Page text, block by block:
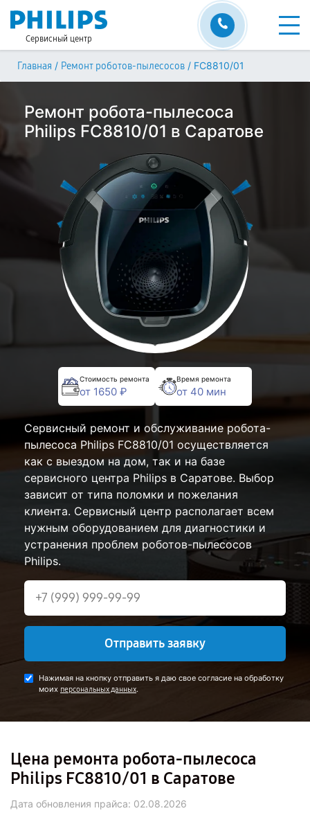
Сервисный центр
Главная / Ремонт роботов-пылесосов / FC8810/01
Ремонт робота-пылесоса
Philips FC8810/01 в Саратове
Стоимость ремонта
от 1650 ₽
Время ремонта
от 40 мин
Сервисный ремонт и обслуживание робота-
пылесоса Philips FC8810/01 осуществляется
как с выездом на дом, так и на базе
сервисного центра Philips в Саратове. Выбор
зависит от типа поломки и пожелания
клиента. Сервисный центр располагает всем
нужным оборудованием для диагностики и
устранения проблем роботов-пылесосов
Philips.
Отправить заявку
Нажимая на кнопку отправить я даю свое согласие на обработку
моих персональных данных.
Цена ремонта робота-пылесоса
Philips FC8810/01 в Саратове
Дата обновления прайса: 02.08.2026